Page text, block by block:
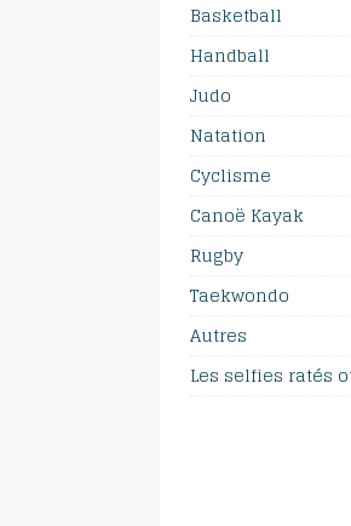
Basketball
Handball
Judo
Natation
Cyclisme
Canoë Kayak
Rugby
Taekwondo
Autres
Les selfies ratés